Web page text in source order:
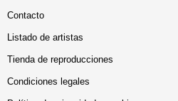
Contacto
Listado de artistas
Tienda de reproducciones
Condiciones legales